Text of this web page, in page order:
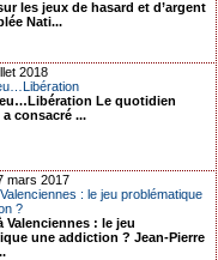
les jeux de hasard et d’argent
Nati...
2018
Le quotidien
consacré ...
mars 2017
: le jeu problématique
?
Valenciennes : le jeu
une addiction ? Jean-Pierre